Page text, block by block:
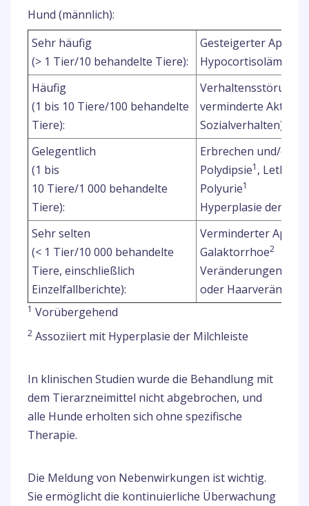
Hund (männlich):
Sehr häufig
(> 1 Tier/10 behandelte Tiere):
Gesteigerter Appetit
Hypocortisolämie
Häufig
(1 bis 10 Tiere/100 behandelte
Tiere):
verminderte
Sozialverhalten)
Gelegentlich
(1 bis
10 Tiere/1 000 behandelte
Tiere):
Erbrechen und/
Polydipsie1 ,
Polyurie1
Hyperplasie der
Sehr selten
(< 1 Tier/10 000 behandelte
Tiere, einschließlich
Einzelfallberichte):
Verminderter
Galaktorrhoe2
Veränderungen des
oder
1 Vorübergehend
2 Assoziiert mit Hyperplasie der Milchleiste
In klinischen Studien wurde die Behandlung mit
dem Tierarzneimittel nicht abgebrochen, und
alle Hunde erholten sich ohne spezifische
Therapie.
Die Meldung von Nebenwirkungen ist wichtig.
Sie ermöglicht die kontinuierliche Überwachung